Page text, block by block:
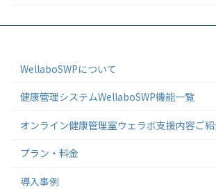
WellaboSWPについて
健康管理システムWellaboSWP機能一覧
オンライン健康管理室ウェラボ支援内容ご
プラン・料金
導入事例